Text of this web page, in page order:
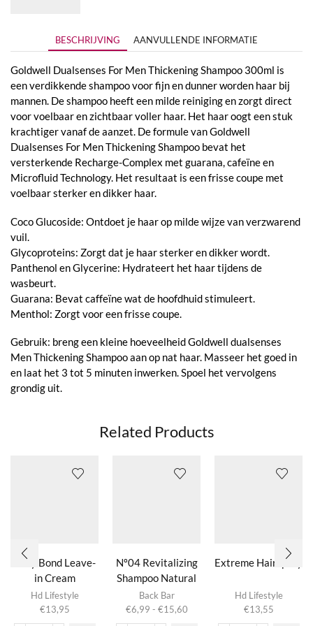
BESCHRIJVING AANVULLENDE INFORMATIE
Goldwell Dualsenses For Men Thickening Shampoo 300ml is
een verdikkende shampoo voor fijn en dunner worden haar bij
mannen. De shampoo heeft een milde reiniging en zorgt direct
voor voelbaar en zichtbaar voller haar. Het haar oogt een stuk
krachtiger vanaf de aanzet. De formule van Goldwell
Dualsenses For Men Thickening Shampoo bevat het
versterkende Recharge-Complex met guarana, cafeïne en
Microfluid Technology. Het resultaat is een frisse coupe met
voelbaar sterker en dikker haar.
Coco Glucoside: Ontdoet je haar op milde wijze van verzwarend
vuil.
Glycoproteins: Zorgt dat je haar sterker en dikker wordt.
Panthenol en Glycerine: Hydrateert het haar tijdens de
wasbeurt.
Guarana: Bevat caffeïne wat de hoofdhuid stimuleert.
Menthol: Zorgt voor een frisse coupe.
Gebruik: breng een kleine hoeveelheid Goldwell dualsenses
Men Thickening Shampoo aan op nat haar. Masseer het goed in
en laat het 3 tot 5 minuten inwerken. Spoel het vervolgens
grondig uit.
Related Products
Silky Bond Leave-
in Cream
Hd Lifestyle
€13,95
Nº04 Revitalizing
Shampoo Natural
Herbs
Back Bar
€6,99 - €15,60Prijsklasse:
heeft
meerdere
Extreme Hairspray
Hd Lifestyle
€13,55